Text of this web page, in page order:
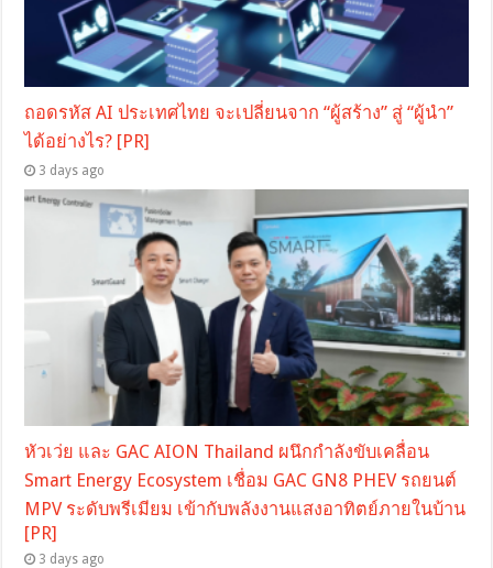
ถอดรหัส AI ประเทศไทย จะเปลี่ยนจาก “ผู้สร้าง” สู่ “ผู้นำ”
ได้อย่างไร? [PR]
3 days ago
หัวเว่ย และ GAC AION Thailand ผนึกกำลังขับเคลื่อน
Smart Energy Ecosystem เชื่อม GAC GN8 PHEV รถยนต์
MPV ระดับพรีเมียม เข้ากับพลังงานแสงอาทิตย์ภายในบ้าน
[PR]
3 days ago